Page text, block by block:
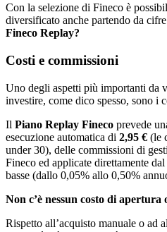
Con la selezione di Fineco è
diversificato anche partendo da
Fineco Replay?
Costi e commissioni
Uno degli aspetti più importanti da
investire, come dico spesso, sono i
Il Piano Replay Fineco prevede
esecuzione automatica di 2,95 € (le
under 30), delle commissioni di
Fineco ed applicate direttamente
basse (dallo 0,05% allo 0,50%
Non c’è nessun costo di
Rispetto all’acquisto manuale o ad